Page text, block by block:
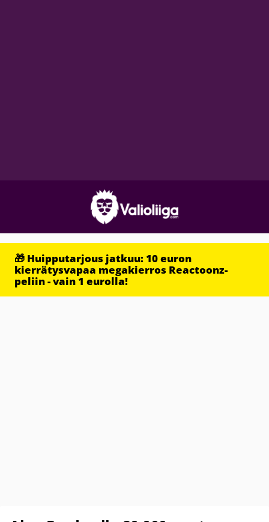
🎁 Huipputarjous jatkuu: 10 euron
kierrätysvapaa megakierros Reactoonz-
peliin - vain 1 eurolla!